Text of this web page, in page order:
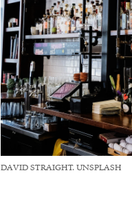
DAVID STRAIGHT. UNSPLASH